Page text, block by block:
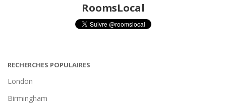
RoomsLocal
RECHERCHES POPULAIRES
London
Birmingham